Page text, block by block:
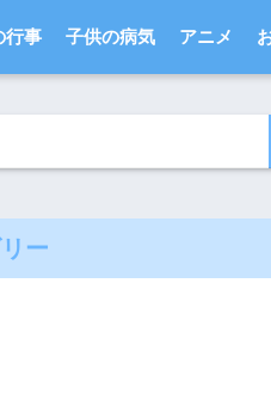
行事 子供の病気 アニメ
ー